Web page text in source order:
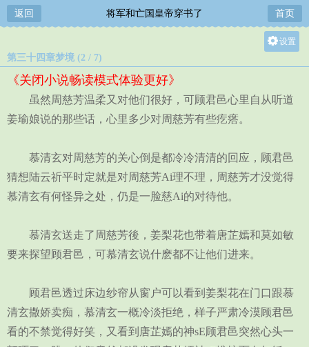
返回 将军和亡国皇帝穿书了 首页
设置
中
第三十四章梦境 (2 / 7)
《关闭小说畅读模式体验更好》
虽然周慈芳温柔又对他们很好，可顾君邑心里自从听道
姜瑜娘说的那些话，心里多少对周慈芳有些疙瘩。
慕清玄对周慈芳的关心倒是都冷冷清清的回应，顾君邑
猜想陆云祈平时定就是对周慈芳Ai理不理，周慈芳才没觉得
慕清玄有何怪异之处，仍是一脸慈Ai的对待他。
慕清玄送走了周慈芳後，姜梨花也带着唐芷嫣和莫如敏
要来探望顾君邑，可慕清玄说什麽都不让他们进来。
顾君邑透过床边纱帘从窗户可以看到姜梨花在门口跟慕
清玄撒娇卖痴，慕清玄一概冷淡拒绝，样子严肃冷漠顾君邑
看的不禁觉得好笑，又看到唐芷嫣的神sE顾君邑突然心头一